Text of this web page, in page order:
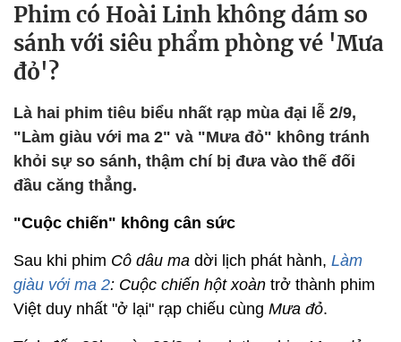
Phim có Hoài Linh không dám so
sánh với siêu phẩm phòng vé 'Mưa
đỏ'?
Là hai phim tiêu biểu nhất rạp mùa đại lễ 2/9,
"Làm giàu với ma 2" và "Mưa đỏ" không tránh
khỏi sự so sánh, thậm chí bị đưa vào thế đối
đầu căng thẳng.
"Cuộc chiến" không cân sức
Sau khi phim Cô dâu ma dời lịch phát hành, Làm
giàu với ma 2: Cuộc chiến hột xoàn trở thành phim
Việt duy nhất "ở lại" rạp chiếu cùng Mưa đỏ.